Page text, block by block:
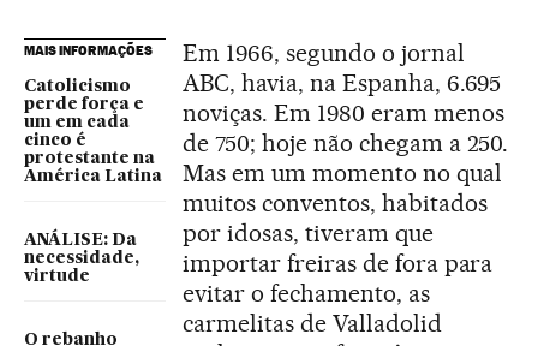
MAIS INFORMAÇÕES
Catolicismo
perde força e
um em cada
cinco é
protestante na
América Latina
ANÁLISE: Da
necessidade,
virtude
O rebanho
Em 1966, segundo o jornal
ABC, havia, na Espanha, 6.695
noviças. Em 1980 eram menos
de 750; hoje não chegam a 250.
Mas em um momento no qual
muitos conventos, habitados
por idosas, tiveram que
importar freiras de fora para
evitar o fechamento, as
carmelitas de Valladolid